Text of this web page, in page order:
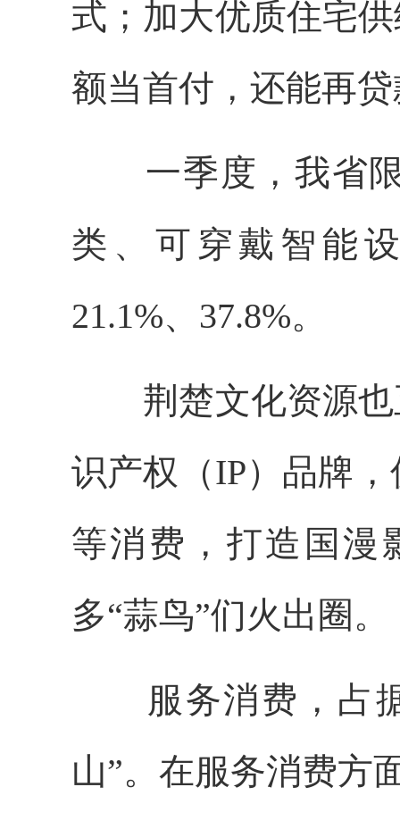
式；加大优质住宅
额当首付，还能再
一季度，我省限
类、可穿戴智能
21.1%、37.8%。
荆楚文化资源也
识产权（IP）品牌
等消费，打造国漫
多“蒜鸟”们火出圈。
服务消费，占据
山”。在服务消费